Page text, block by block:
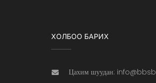
ХОЛБОО БАРИХ
Цахим шуудан: